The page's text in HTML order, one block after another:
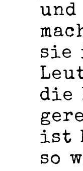
sie
die
ist
so